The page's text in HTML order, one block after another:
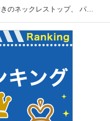
きのネックレストップ、 パ…